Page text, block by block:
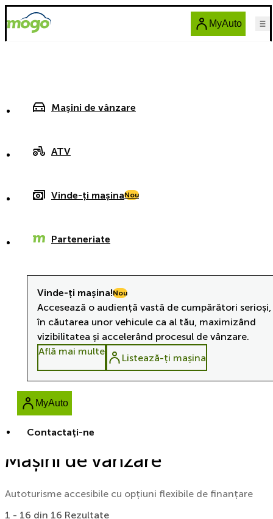
MyAuto
Mașini de vânzare
ATV
Vinde-ți mașinaNou
Parteneriate
Contactaţi-ne
Vinde-ți mașina!Nou
Accesează o audiență vastă de cumpărători
în căutarea unor vehicule ca al tău, maximizând
vizibilitatea și accelerând procesul de vânzare.
Află mai multe
Listează-ți mașina
MyAuto
Mașini de vânzare
Autoturisme accesibile cu opțiuni flexibile de finanțare
1 - 16 din 16 Rezultate